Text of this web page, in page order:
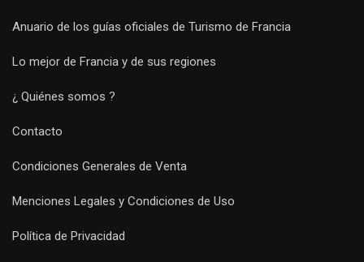
Anuario de los guías oficiales de Turismo de Francia
Lo mejor de Francia y de sus regiones
¿ Quiénes somos ?
Contacto
Condiciones Generales de Venta
Menciones Legales y Condiciones de Uso
Política de Privacidad